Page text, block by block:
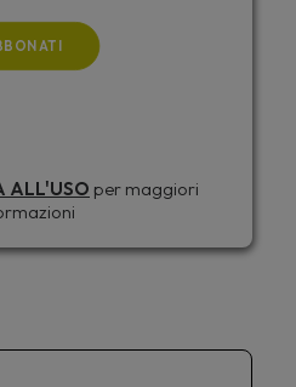
ALL'USO per maggiori